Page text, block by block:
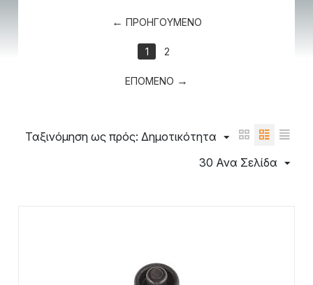
ΠΡΟΗΓΟΥΜΕΝΟ
1 2
ΕΠΟΜΕΝΟ
Ταξινόμηση ως πρός: Δημοτικότητα
30 Ανα Σελίδα